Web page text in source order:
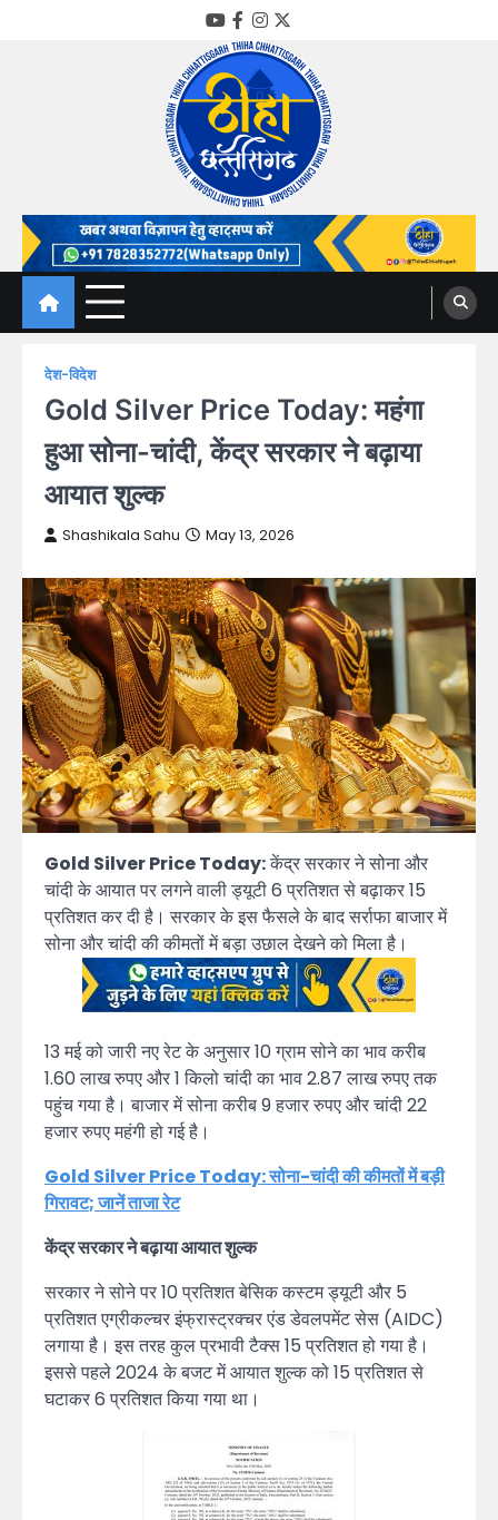
YouTube
Facebook
Instagram
Twitter
Thiha Chhattisgarh
गोठ जन-जन के
देश-विदेश
Gold Silver Price Today: महंगा
हुआ सोना-चांदी, केंद्र सरकार ने बढ़ाया
आयात शुल्क
Shashikala Sahu May 13, 2026
Gold Silver Price Today:केंद्र सरकार ने सोना और
चांदी के आयात पर लगने वाली ड्यूटी 6 प्रतिशत से बढ़ाकर 15
प्रतिशत कर दी है। सरकार के इस फैसले के बाद सर्राफा बाजार में
सोना और चांदी की कीमतों में बड़ा उछाल देखने को मिला है।
13 मई को जारी नए रेट के अनुसार 10 ग्राम सोने का भाव करीब
1.60 लाख रुपए और 1 किलो चांदी का भाव 2.87 लाख रुपए तक
पहुंच गया है। बाजार में सोना करीब 9 हजार रुपए और चांदी 22
हजार रुपए महंगी हो गई है।
Gold Silver Price Today:सोना-चांदी की कीमतों में बड़ी
गिरावट;जानें ताजा रेट
केंद्र सरकार ने बढ़ाया आयात शुल्क
सरकार ने सोने पर 10 प्रतिशत बेसिक कस्टम ड्यूटी और 5
प्रतिशत एग्रीकल्चर इंफ्रास्ट्रक्चर एंड डेवलपमेंट सेस (AIDC)
लगाया है। इस तरह कुल प्रभावी टैक्स 15 प्रतिशत हो गया है।
इससे पहले 2024 के बजट में आयात शुल्क को 15 प्रतिशत से
घटाकर 6 प्रतिशत किया गया था।